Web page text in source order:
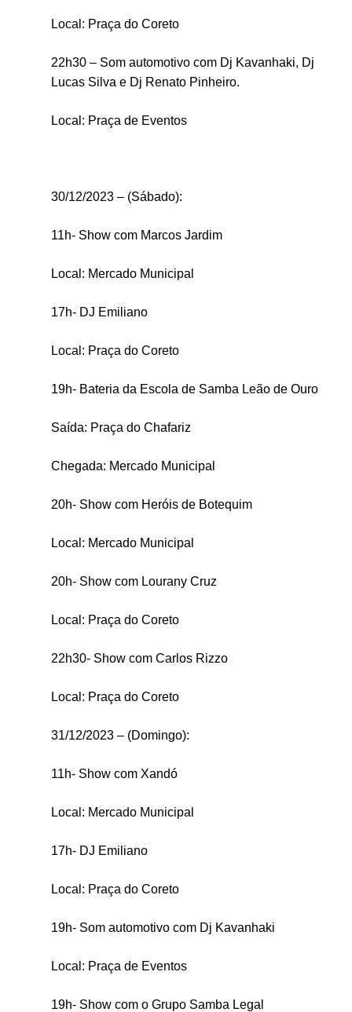
Local: Praça do Coreto
22h30 – Som automotivo com Dj Kavanhaki, Dj
Lucas Silva e Dj Renato Pinheiro.
Local: Praça de Eventos
30/12/2023 – (Sábado):
11h- Show com Marcos Jardim
Local: Mercado Municipal
17h- DJ Emiliano
Local: Praça do Coreto
19h- Bateria da Escola de Samba Leão de Ouro
Saída: Praça do Chafariz
Chegada: Mercado Municipal
20h- Show com Heróis de Botequim
Local: Mercado Municipal
20h- Show com Lourany Cruz
Local: Praça do Coreto
22h30- Show com Carlos Rizzo
Local: Praça do Coreto
31/12/2023 – (Domingo):
11h- Show com Xandó
Local: Mercado Municipal
17h- DJ Emiliano
Local: Praça do Coreto
19h- Som automotivo com Dj Kavanhaki
Local: Praça de Eventos
19h- Show com o Grupo Samba Legal